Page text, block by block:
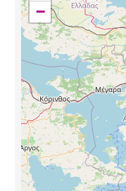
−